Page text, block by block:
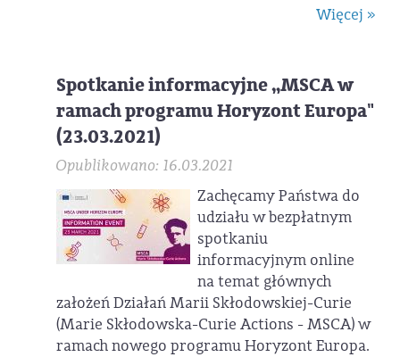
Więcej »
Spotkanie informacyjne „MSCA w
ramach programu Horyzont Europa"
(23.03.2021)
Opublikowano: 16.03.2021
Zachęcamy Państwa do
udziału w bezpłatnym
spotkaniu
informacyjnym online
na temat głównych
założeń Działań Marii Skłodowskiej-Curie
(Marie Skłodowska-Curie Actions - MSCA) w
ramach nowego programu Horyzont Europa.